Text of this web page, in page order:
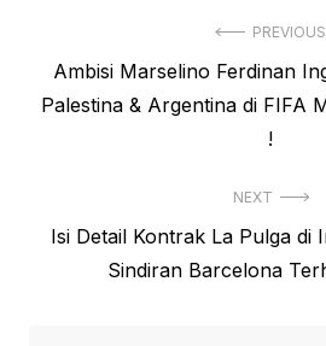
navigation
PREVIOUS
Previous
post:
Ambisi Marselino Ferdinan
Palestina & Argentina di FIFA
!
NEXT
Next
Isi Detail Kontrak La Pulga di
Sindiran Barcelona